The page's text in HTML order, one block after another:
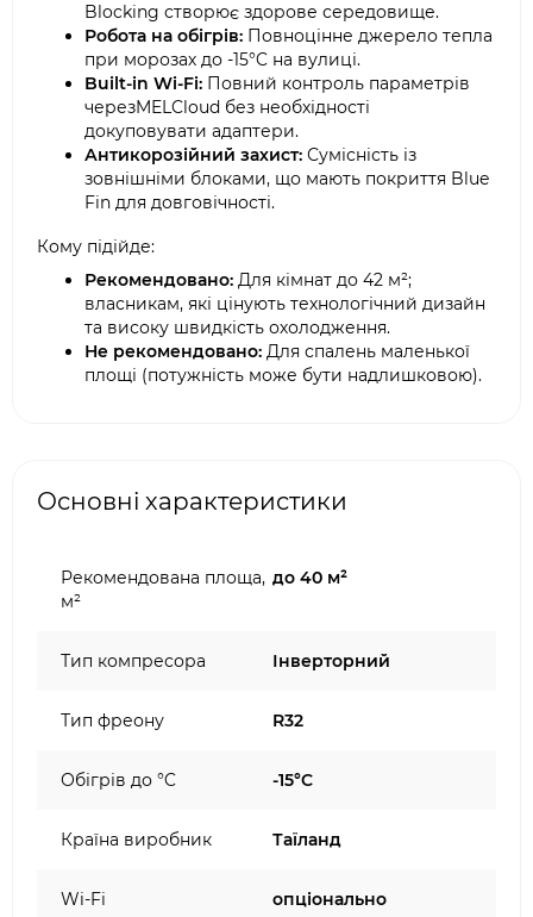
Blocking створює здорове середовище.
Робота на обігрів: Повноцінне джерело тепла
при морозах до -15°C на вулиці.
Built-in Wi-Fi: Повний контроль параметрів
черезMELCloud без необхідності
докуповувати адаптери.
Антикорозійний захист: Сумісність із
зовнішніми блоками, що мають покриття Blue
Fin для довговічності.
Кому підійде:
Рекомендовано: Для кімнат до 42 м²;
власникам, які цінують технологічний дизайн
та високу швидкість охолодження.
Не рекомендовано: Для спалень маленької
площі (потужність може бути надлишковою).
Основні характеристики
Рекомендована площа,
м²
до 40 м²
Тип компресора Інверторний
Тип фреону R32
Обігрів до °C -15°C
Країна виробник Таїланд
Wi-Fi опціонально